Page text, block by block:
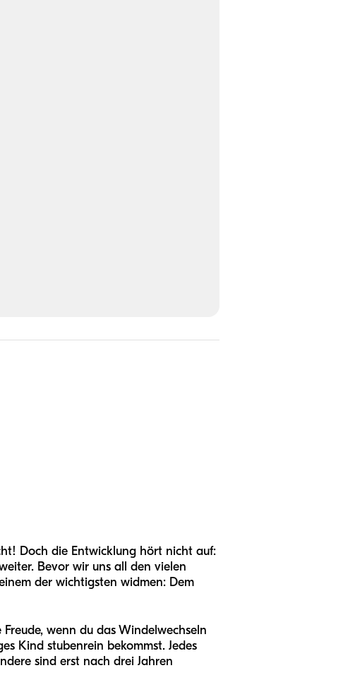
Doch die Entwicklung hört nicht auf:
Bevor wir uns all den vielen
der wichtigsten widmen: Dem
wenn du das Windelwechseln
Kind stubenrein bekommst. Jedes
sind erst nach drei Jahren